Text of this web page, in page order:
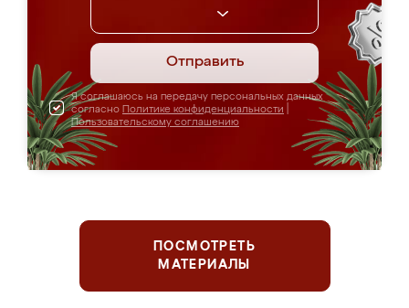
Отправить
Я соглашаюсь на передачу персональных данных
согласно Политике конфиденциальности
Пользовательскому соглашению
ПОСМОТРЕТЬ
МАТЕРИАЛЫ